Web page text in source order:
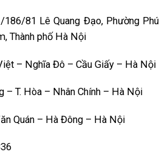
186/81 Lê Quang Đạo, Phường Phú
Thành phố Hà Nội
– Nghĩa Đô – Cầu Giấy – Hà Nội
– T. Hòa – Nhân Chính – Hà Nội
Quán – Hà Đông – Hà Nội